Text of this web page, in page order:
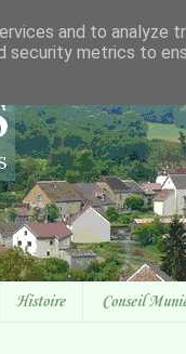
Histoire Conseil
and to analyze
security metrics to